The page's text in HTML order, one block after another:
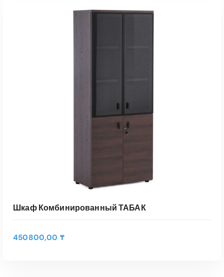
Шкаф Комбинированный ТАБАК
450800,00 ₸